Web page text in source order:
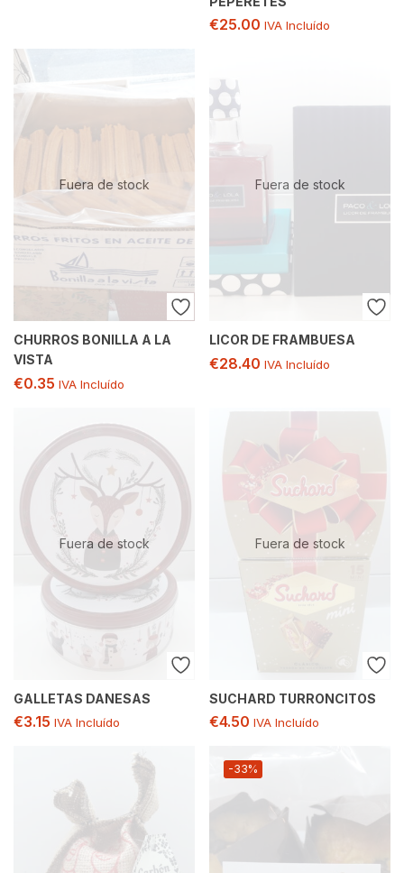
€25.00 IVA Incluído
Fuera de stock
CHURROS BONILLA A LA
VISTA
€0.35 IVA Incluído
Fuera de stock
LICOR DE FRAMBUESA
€28.40 IVA Incluído
Fuera de stock
GALLETAS DANESAS
€3.15 IVA Incluído
Fuera de stock
SUCHARD TURRONCITOS
€4.50 IVA Incluído
-33%